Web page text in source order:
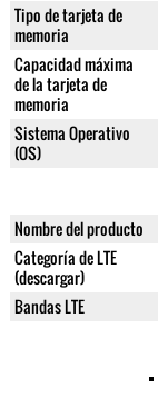
Tipo de tarjeta de
memoria
Capacidad máxima
de la tarjeta de
memoria
Sistema Operativo
(OS)
Nombre del producto
Categoría de LTE
(descargar)
Bandas LTE